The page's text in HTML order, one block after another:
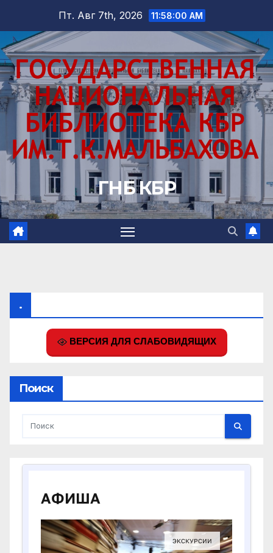
содержимому
Пт. Авг 7th, 2026 11:58:02 AM
ГНБ КБР
.
ВЕРСИЯ ДЛЯ СЛАБОВИДЯЩИХ
Поиск